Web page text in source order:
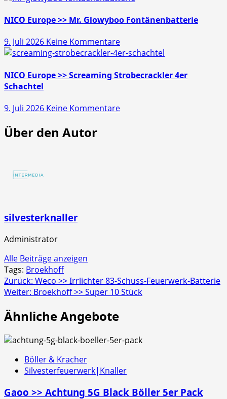
>>
10er
Schachtel
NICO Europe >> Mr. Glowyboo Fontänenbatterie
9. Juli 2026 Keine Kommentarezu
NICO
>>
Fontänenbatterie
NICO Europe >> Screaming Strobecrackler 4er
Schachtel
9. Juli 2026 Keine Kommentarezu
Über den Autor
silvesterknaller
Administrator
Alle Beiträge anzeigen
Tags: Broekhoff
Beitragsnavigation
Zurück: Weco >> Irrlichter 83-Schuss-Feuerwerk-Batterie
Weiter: Broekhoff >> Super 10 Stück
Ähnliche Angebote
Böller & Kracher
Silvesterfeuerwerk|Knaller
Gaoo >> Achtung 5G Black Böller 5er Pack